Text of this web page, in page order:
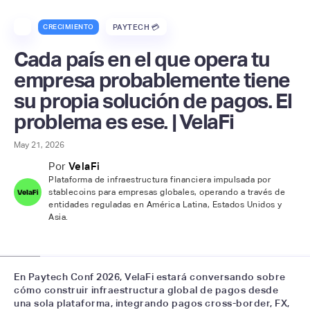
CRECIMIENTO PAYTECH 💳
Cada país en el que opera tu
empresa probablemente tiene
su propia solución de pagos. El
problema es ese. | VelaFi
May 21, 2026
Por VelaFi
Plataforma de infraestructura financiera impulsada por
stablecoins para empresas globales, operando a través de
entidades reguladas en América Latina, Estados Unidos y
Asia.‍
En Paytech Conf 2026, VelaFi estará conversando sobre
cómo construir infraestructura global de pagos desde
una sola plataforma, integrando pagos cross-border, FX,